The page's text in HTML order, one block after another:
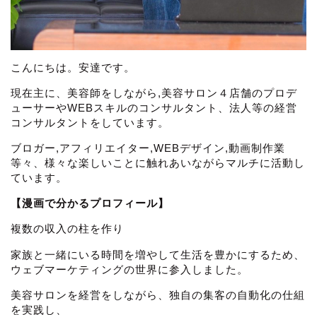
こんにちは。安達です。
現在主に、美容師をしながら,美容サロン４店舗のプロデ
ューサーやWEBスキルのコンサルタント、法人等の経営
コンサルタントをしています。
ブロガー,アフィリエイター,WEBデザイン,動画制作業
等々、様々な楽しいことに触れあいながらマルチに活動し
ています。
【漫画で分かるプロフィール】
複数の収入の柱を作り
家族と一緒にいる時間を増やして生活を豊かにするため、
ウェブマーケティングの世界に参入しました。
美容サロンを経営をしながら、独自の集客の自動化の仕組
を実践し、